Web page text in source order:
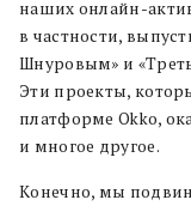
наших онлайн-
в частности,
Шнуровым» и
Эти проекты,
платформе Оkko,
и многое другое.
Конечно, мы